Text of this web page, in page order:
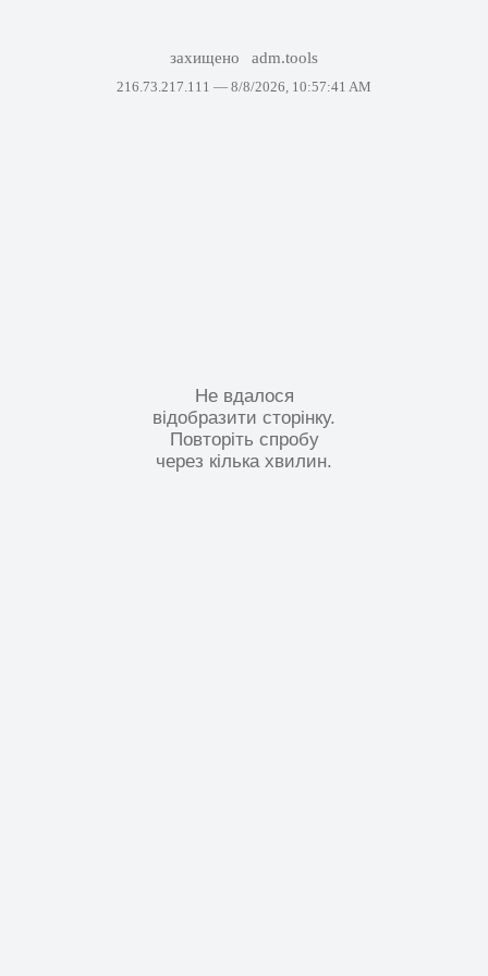
захищено adm.tools
216.73.217.111 — 8/8/2026, 10:57:41 AM
Не вдалося
відобразити сторінку.
Повторіть спробу
через кілька хвилин.